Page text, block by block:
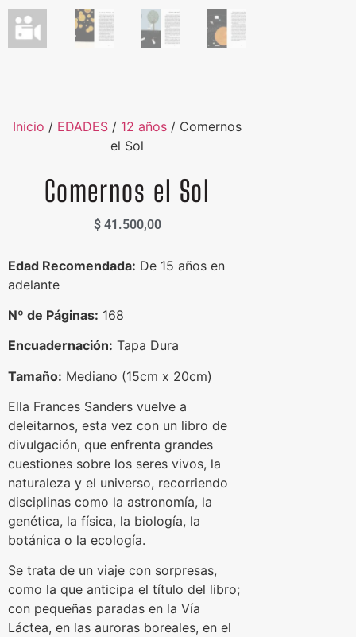
Inicio / EDADES / 12 años / Comernos
el Sol
Comernos el Sol
$41.500,00
Edad Recomendada: De 15 años en
adelante
Nº de Páginas: 168
Encuadernación: Tapa Dura
Tamaño: Mediano (15cm x 20cm)
Ella Frances Sanders vuelve a
deleitarnos, esta vez con un libro de
divulgación, que enfrenta grandes
cuestiones sobre los seres vivos, la
naturaleza y el universo, recorriendo
disciplinas como la astronomía, la
genética, la física, la biología, la
botánica o la ecología.
Se trata de un viaje con sorpresas,
como la que anticipa el título del libro;
con pequeñas paradas en la Vía
Láctea, en las auroras boreales, en el